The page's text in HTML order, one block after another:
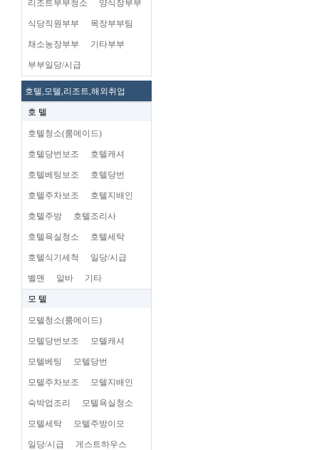
리조트부부청소 양식장부부
식당직원부부 목장부부팀
채소농장부부 기타부부
부부일당/시급
호텔,모텔,리조트,해외취업
호 텔
호텔청소(룸메이드)
호텔당번보조 호텔캐셔
호텔베팅보조 호텔당번
호텔주차보조 호텔지배인
호텔주방 호텔조리사
호텔욕실청소 호텔세탁
호텔식기세척 일당/시급
벨맨 알바 기타
모 텔
모텔청소(룸메이드)
모텔당번보조 모텔캐셔
모텔베팅 모텔당번
모텔주차보조 모텔지배인
숙박업조리 모텔욕실청소
모텔세탁 모텔주방이모
일당/시급 게스트하우스